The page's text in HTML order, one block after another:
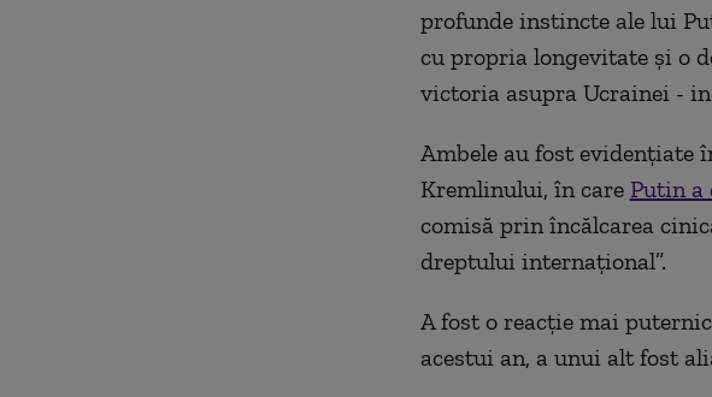
profunde instincte ale lui
cu propria longevitate și o
victoria asupra Ucrainei -
Ambele au fost evidențiate
Kremlinului, în care Putin a
comisă prin încălcarea
dreptului internațional”.
A fost o reacție mai
acestui an, a unui alt fost